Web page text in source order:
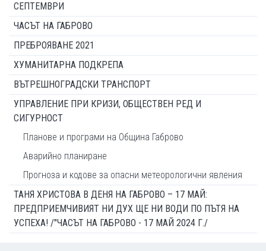
СЕПТЕМВРИ
ЧАСЪТ НА ГАБРОВО
ПРЕБРОЯВАНЕ 2021
ХУМАНИТАРНА ПОДКРЕПА
ВЪТРЕШНОГРАДСКИ ТРАНСПОРТ
УПРАВЛЕНИЕ ПРИ КРИЗИ, ОБЩЕСТВЕН РЕД И
СИГУРНОСТ
Планове и програми на Община Габрово
Аварийно планиране
Прогноза и кодове за опасни метеорологични явления
ТАНЯ ХРИСТОВА В ДЕНЯ НА ГАБРОВО – 17 МАЙ:
ПРЕДПРИЕМЧИВИЯТ НИ ДУХ ЩЕ НИ ВОДИ ПО ПЪТЯ НА
УСПЕХА! /"ЧАСЪТ НА ГАБРОВО - 17 МАЙ 2024 Г./